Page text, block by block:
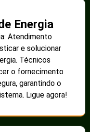
Energia
Atendimento
e solucionar
Técnicos
o fornecimento
garantindo o
Ligue agora!